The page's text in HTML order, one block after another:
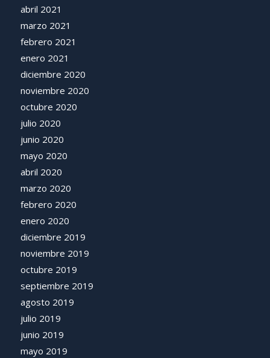
abril 2021
marzo 2021
febrero 2021
enero 2021
diciembre 2020
noviembre 2020
octubre 2020
julio 2020
junio 2020
mayo 2020
abril 2020
marzo 2020
febrero 2020
enero 2020
diciembre 2019
noviembre 2019
octubre 2019
septiembre 2019
agosto 2019
julio 2019
junio 2019
mayo 2019